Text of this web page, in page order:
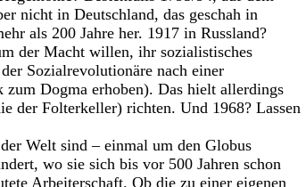
nicht in Deutschland, das geschah in
als 200 Jahre her. 1917 in Russland?
der Macht willen, ihr sozialistisches
Sozialrevolutionäre nach einer
Dogma erhoben). Das hielt allerdings
der Folterkeller) richten. Und 1968? Lassen
Welt sind – einmal um den Globus
wo sie sich bis vor 500 Jahren schon
Arbeiterschaft. Ob die zu einer eigenen